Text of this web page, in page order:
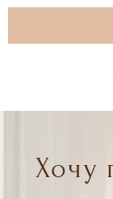
Хочу